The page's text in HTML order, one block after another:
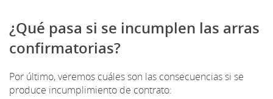
¿Qué pasa si se incumplen las arras
confirmatorias?
Por último, veremos cuáles son las consecuencias si se
produce incumplimiento de contrato: